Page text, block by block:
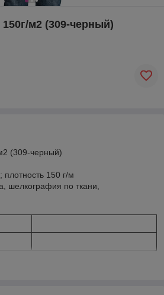
м2 (309-черный)
(309-черный)
150 г/м
шелкография по ткани,